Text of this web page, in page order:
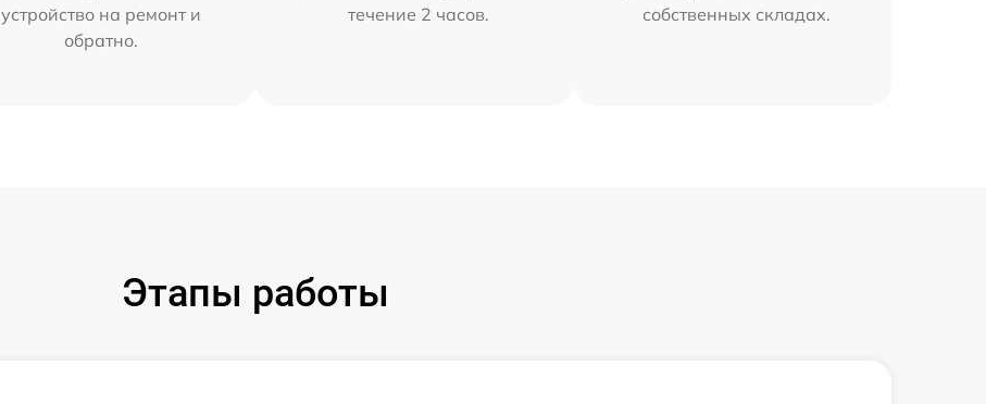
устройство на ремонт и
обратно.
течение 2 часов.
собственных складах.
Этапы работы